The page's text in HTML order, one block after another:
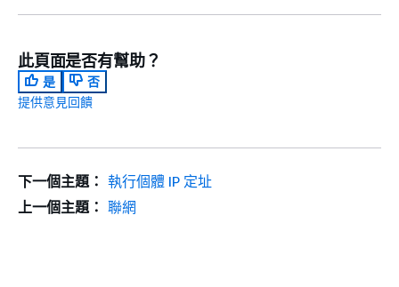
此頁面是否有幫助？
是
否
提供意見回饋
下一個主題： 執行個體 IP 定址
上一個主題： 聯網